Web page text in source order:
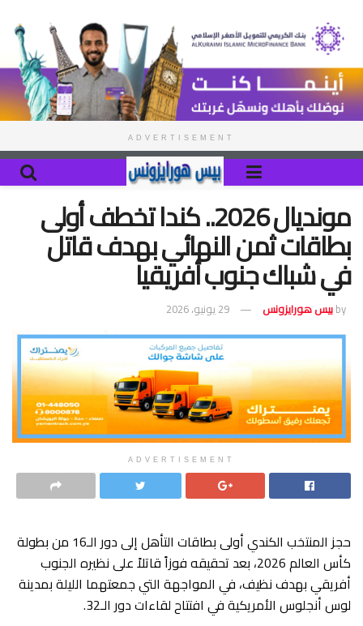
ADVERTISEMENT
مونديال 2026.. كندا تخطف أولى
بطاقات ثمن النهائي بهدف قاتل
في شباك جنوب أفريقيا
byبيس هورايزونس 29 يونيو، 2026
ADVERTISEMENT
​حجز المنتخب الكندي أولى بطاقات التأهل إلى دور الـ16 من بطولة
كأس العالم 2026، بعد تحقيقه فوزاً قاتلاً على نظيره الجنوب
أفريقي بهدف نظيف، في المواجهة التي جمعتهما الليلة بمدينة
لوس أنجلوس الأمريكية في افتتاح لقاءات دور الـ32.